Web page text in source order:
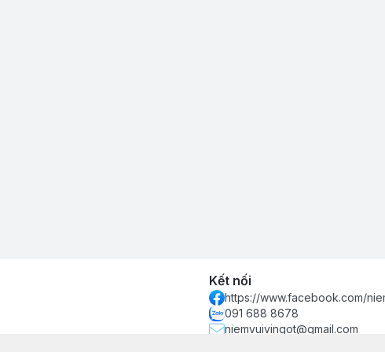
Kết nối
https://www.facebook.com/
091 688 8678
niemvuivingot@gmail.com